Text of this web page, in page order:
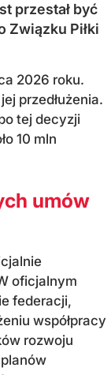
przestał być
Związku Piłki
2026 roku.
przedłużenia.
tej decyzji
10 mln
umów
oficjalnym
federacji,
współpracy
rozwoju